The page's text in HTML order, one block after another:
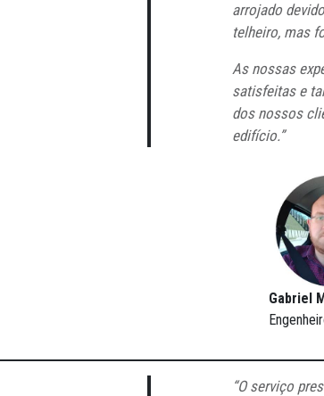
arrojado
telheiro, mas
As nossas
satisfeitas e
dos nossos
edifício.”
Gabriel
“O serviço